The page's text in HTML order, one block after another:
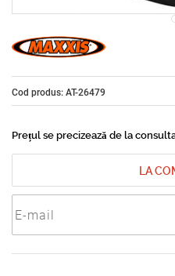
Cod produs: AT-26479
Prețul se precizează de la
LA